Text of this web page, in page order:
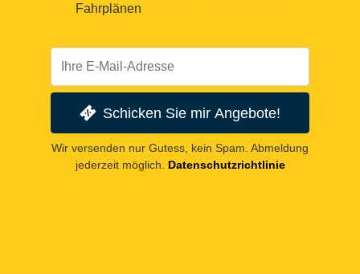
Fahrplänen
Schicken Sie mir Angebote!
Wir versenden nur Gutess, kein Spam. Abmeldung
jederzeit möglich. Datenschutzrichtlinie